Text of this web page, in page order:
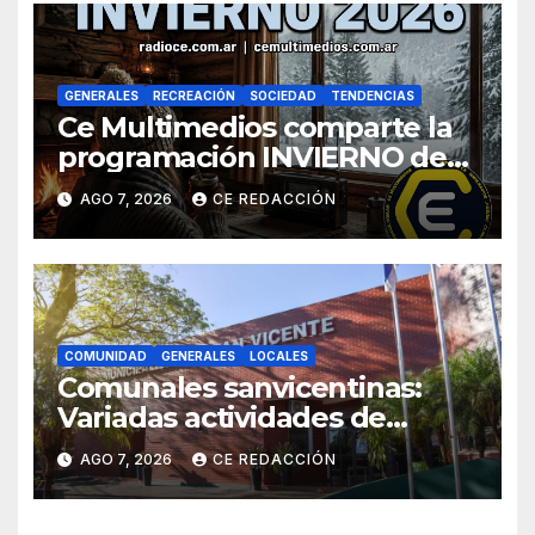
GENERALES RECREACIÓN SOCIEDAD TENDENCIAS
Ce Multimedios comparte la
programación INVIERNO de
Radio Ce
AGO 7, 2026 CE REDACCIÓN
COMUNIDAD GENERALES LOCALES
Comunales sanvicentinas:
Variadas actividades de
interés general para todos los
sectores
AGO 7, 2026 CE REDACCIÓN